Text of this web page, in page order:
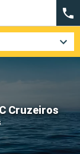
Cruzeiros